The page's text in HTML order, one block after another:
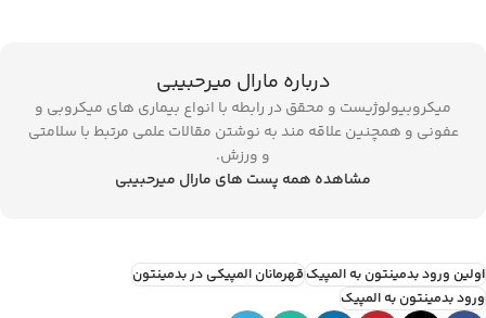
درباره مارال میرحبیبی
میکروبیولوژیست و محقق در رابطه با انواع بیماری های میکروبی و
عفونی و همچنین علاقه مند به نوشتن مقالات علمی مرتبط با سلامتی
و ورزش.
مشاهده همه پست های مارال میرحبیبی
اولین ورود بدمینتون به المپیکقهرمانان المپیکی در بدمینتون
ورود بدمینتون به المپیک